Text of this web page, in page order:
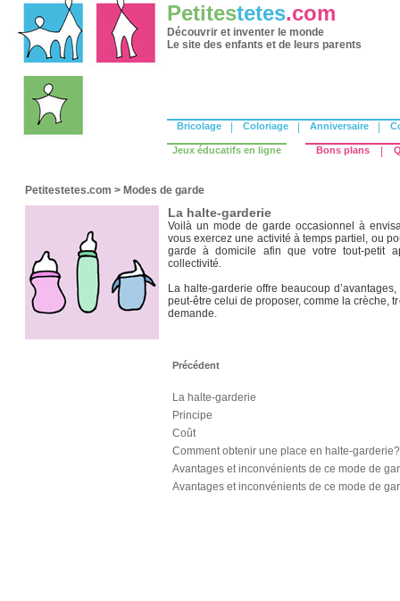
Petitestetes.com
Découvrir et inventer le monde
Le site des enfants et de leurs parents
Bricolage Coloriage Anniversaire
Jeux éducatifs en ligne Bons plans
Petitestetes.com > Modes de garde
La halte-garderie
Voilà un mode de garde occasionnel à
vous exercez une activité à temps partiel, ou
garde à domicile afin que votre tout-petit
collectivité.
La halte-garderie offre beaucoup
peut-être celui de proposer, comme la crèche,
demande.
Précédent
La halte-garderie
Principe
Coût
Comment obtenir une place en halte-garderie?
Avantages et inconvénients de ce mode de
Avantages et inconvénients de ce mode de